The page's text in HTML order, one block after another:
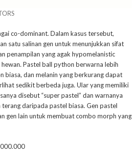
co-dominant. Dalam kasus tersebut,
satu salinan gen untuk menunjukkan sifat
penampilan yang agak hypomelanistic
Pastel ball python berwarna lebih
biasa, dan melanin yang berkurang dapat
sedikit berbeda juga. Ular yang memiliki
disebut “super pastel” dan warnanya
daripada pastel biasa. Gen pastel
gen lain untuk membuat combo morph yang